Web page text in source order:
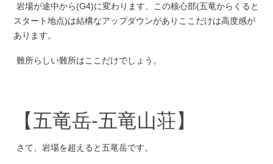
岩場が途中から(G4)に変わります、この核心部(五竜からくると
スタート地点)は結構なアップダウンがありここだけは高度感が
あります。
難所らしい難所はここだけでしょう。
【五竜岳-五竜山荘】
さて、岩場を超えると五竜岳です。